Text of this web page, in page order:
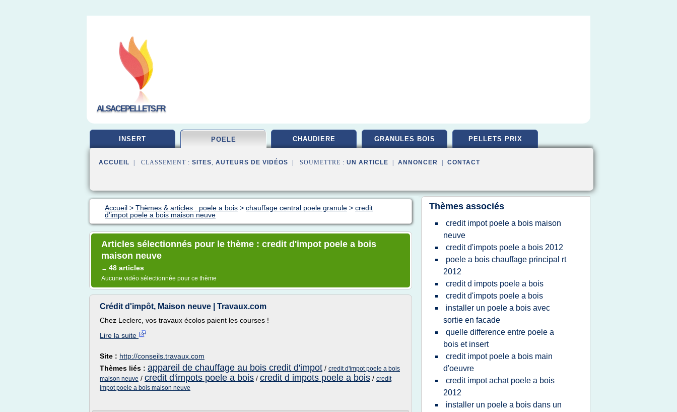
ALSACEPELLETS.FR
INSERT POELE CHAUDIERE GRANULES BOIS PELLETS PRIX
ACCUEIL | CLASSEMENT : SITES, AUTEURS DE VIDÉOS | SOUMETTRE : UN ARTICLE ANNONCER CONTACT
Accueil > Thèmes & articles : poele a bois > chauffage central poele granule > credit
d'impot poele a bois maison neuve
Articles sélectionnés pour le thème : credit d'impot poele a bois
maison neuve
→ 48 articles
Aucune vidéo sélectionnée pour ce thème
Crédit d'impôt, Maison neuve | Travaux.com
Chez Leclerc, vos travaux écolos paient les courses !
Lire la suite
Site : http://conseils.travaux.com
Thèmes liés : appareil de chauffage au bois credit d'impot / credit d'impot poele a bois
maison neuve / credit d'impots poele a bois / credit d impots poele a bois / credit
impot poele a bois maison neuve
Thèmes associés
credit impot poele a bois maison
neuve
credit d'impots poele a bois 2012
poele a bois chauffage principal rt
2012
credit d impots poele a bois
credit d'impots poele a bois
installer un poele a bois avec
sortie en facade
quelle difference entre poele a
bois et insert
credit impot poele a bois main
d'oeuvre
credit impot achat poele a bois
2012
installer un poele a bois dans un